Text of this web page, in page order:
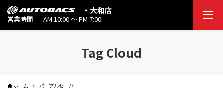
・大和店
営業時間 AM 10:00 ～ PM 7:00
Tag Cloud
ホーム パープルセーバー